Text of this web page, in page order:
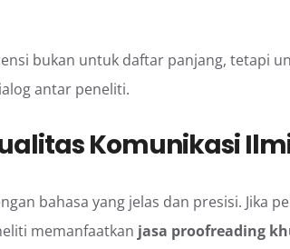
bukan untuk daftar panjang, tetapi
antar peneliti.
Komunikasi
bahasa yang jelas dan presisi. Jika
memanfaatkan jasa proofreading